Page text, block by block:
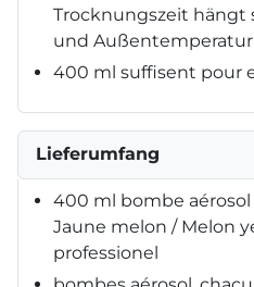
Trocknungszeit hängt
und Außentemperatur
400 ml suffisent pour
Lieferumfang
400 ml bombe aérosol
Jaune melon / Melon
professionel